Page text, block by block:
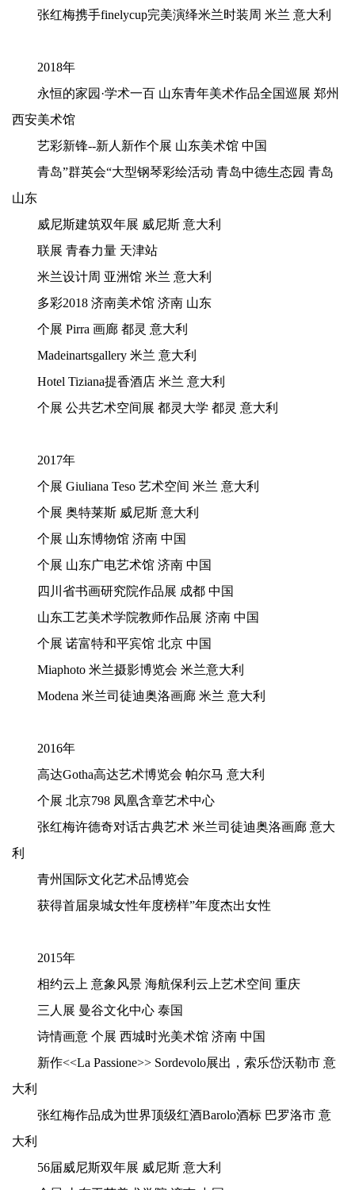
张红梅携手finelycup完美演绎米兰时装周 米兰 意大利
2018年
永恒的家园·学术一百 山东青年美术作品全国巡展 郑州
西安美术馆
艺彩新锋--新人新作个展 山东美术馆 中国
青岛”群英会“大型钢琴彩绘活动 青岛中德生态园 青岛
山东
威尼斯建筑双年展 威尼斯 意大利
联展 青春力量 天津站
米兰设计周 亚洲馆 米兰 意大利
多彩2018 济南美术馆 济南 山东
个展 Pirra 画廊 都灵 意大利
Madeinartsgallery 米兰 意大利
Hotel Tiziana提香酒店 米兰 意大利
个展 公共艺术空间展 都灵大学 都灵 意大利
2017年
个展 Giuliana Teso 艺术空间 米兰 意大利
个展 奥特莱斯 威尼斯 意大利
个展 山东博物馆 济南 中国
个展 山东广电艺术馆 济南 中国
四川省书画研究院作品展 成都 中国
山东工艺美术学院教师作品展 济南 中国
个展 诺富特和平宾馆 北京 中国
Miaphoto 米兰摄影博览会 米兰意大利
Modena 米兰司徒迪奥洛画廊 米兰 意大利
2016年
高达Gotha高达艺术博览会 帕尔马 意大利
个展 北京798 凤凰含章艺术中心
张红梅许德奇对话古典艺术 米兰司徒迪奥洛画廊 意大
利
青州国际文化艺术品博览会
获得首届泉城女性年度榜样”年度杰出女性
2015年
相约云上 意象风景 海航保利云上艺术空间 重庆
三人展 曼谷文化中心 泰国
诗情画意 个展 西城时光美术馆 济南 中国
新作<<La Passione>> Sordevolo展出，索乐岱沃勒市 意
大利
张红梅作品成为世界顶级红酒Barolo酒标 巴罗洛市 意
大利
56届威尼斯双年展 威尼斯 意大利